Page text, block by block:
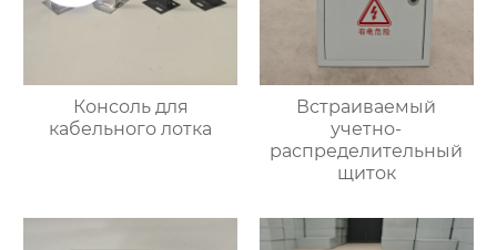
Консоль для
кабельного лотка
Встраиваемый
учетно-
распределительный
щиток